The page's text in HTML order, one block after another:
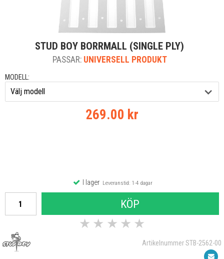
STUD BOY BORRMALL (SINGLE PLY)
PASSAR: UNIVERSELL PRODUKT
MODELL:
269.00 kr
I lagerLeveranstid: 1-4 dagar
KÖP
★ ★ ★ ★ ★
Artikelnummer STB-2562-00